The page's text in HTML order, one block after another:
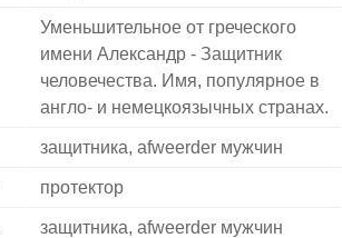
Уменьшительное от греческого
имени Александр - Защитник
человечества. Имя, популярное в
англо- и немецкоязычных странах.
защитника, afweerder мужчин
протектор
защитника, afweerder мужчин